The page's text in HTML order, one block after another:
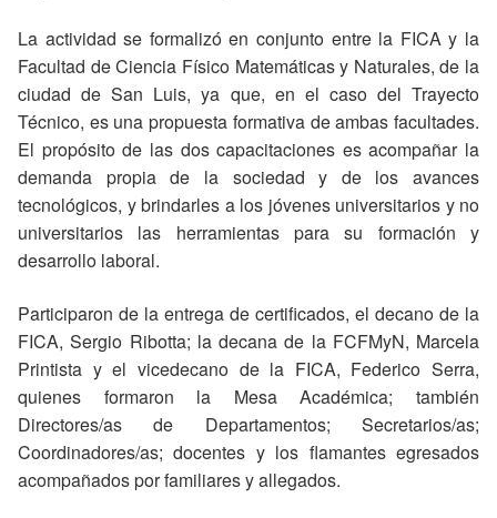
La actividad se formalizó en conjunto entre la FICA y la
Facultad de Ciencia Físico Matemáticas y Naturales, de la
ciudad de San Luis, ya que, en el caso del Trayecto
Técnico, es una propuesta formativa de ambas facultades.
El propósito de las dos capacitaciones es acompañar la
demanda propia de la sociedad y de los avances
tecnológicos, y brindarles a los jóvenes universitarios y no
universitarios las herramientas para su formación y
desarrollo laboral.
Participaron de la entrega de certificados, el decano de la
FICA, Sergio Ribotta; la decana de la FCFMyN, Marcela
Printista y el vicedecano de la FICA, Federico Serra,
quienes formaron la Mesa Académica; también
Directores/as de Departamentos; Secretarios/as;
Coordinadores/as; docentes y los flamantes egresados
acompañados por familiares y allegados.